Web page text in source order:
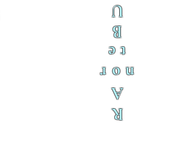
R
A
nor
te
B
U